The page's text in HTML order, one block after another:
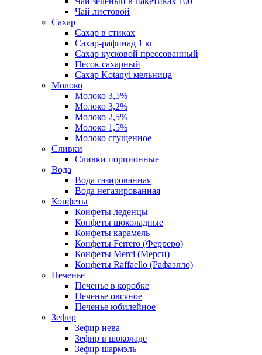
Чай листовой
Сахар
Сахар в стиках
Сахар-рафинад 1 кг
Сахар кусковой прессованный
Песок сахарный
Сахар Kotanyi мельница
Молоко
Молоко 3,5%
Молоко 3,2%
Молоко 2,5%
Молоко 1,5%
Молоко сгущенное
Сливки
Сливки порционные
Вода
Вода газированная
Вода негазированная
Конфеты
Конфеты леденцы
Конфеты шоколадные
Конфеты карамель
Конфеты Ferrero (Ферреро)
Конфеты Merci (Мерси)
Конфеты Raffaello (Рафаэлло)
Печенье
Печенье в коробке
Печенье овсяное
Печенье юбилейное
Зефир
Зефир нева
Зефир в шоколаде
Зефир шармэль